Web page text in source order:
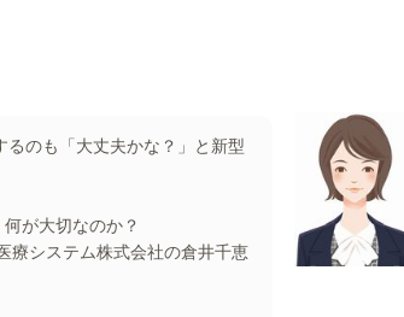
のも「大丈夫かな？」と新型
が大切なのか？
療システム株式会社の倉井千恵